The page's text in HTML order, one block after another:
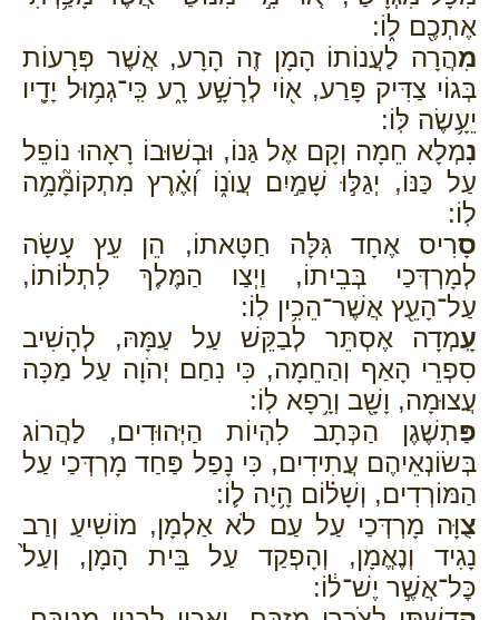
אֶתְכֶ֖ם ל֑וֹ:
מִהֲרָה לַעֲנוֹתוֹ הָמָן זֶה הָרָע, אֲשֶׁר פְּרָעוֹת
בְּגוֹי צַדִּיק פָּרַע, א֖וֹי לְרָשָׁ֣ע רָ֑ע כִּֽי־גְמ֥וּל יָדָ֖יו
יֵעָ֥שֶׂה לּֽוֹ:
נִמְלָא חֵמָה וְקָם אֶל גַּנוֹ, וּבְשׁוּבוֹ רָאָהוּ נוֹפֵל
עַל כַּנּוֹ, יְגַלּ֣וּ שָׁמַ֣יִם עֲוֺנ֑וֹ וְ֝אֶ֗רֶץ מִתְקוֹמָ֘מָ֥ה
לֽוֹ:
סָרִיס אֶחָד גִּלָּה חַטָּאתוֹ, הֵן עֵץ עָשָׂה
לְמָרְדְּכַי בְּבֵיתוֹ, וַיְצַו הַמֶּלֶךְ לִתְלוֹתוֹ,
עַל־הָעֵ֖ץ אֲשֶׁר־הֵכִ֥ין לֽוֹ:
עָֽמְדָה אֶסְתֵּר לְבַקֵּשׁ עַל עַמָּהּ, לְהָשִׁיב
סִפְרֵי הָאַף וְהַחֵמָה, כִּי נִחַם יְהֹוָה עַל מַכָּה
עֲצוּמָה, וָשָׁ֖ב וְרָ֥פָא לֽוֹ:
פַּתְשֶׁגֶן הַכְּתָב לִהְיוֹת הַיְּהוּדִים, לַהֲרוֹג
בְּשׂוֹנְאֵיהֶם עֲתִידִים, כִּי נָפַל פַּחַד מָרְדְּכַי עַל
הַמּוֹרְדִים, וְשָׁל֗וֹם הָ֥יָה ל֛וֹ:
צֻוָּה מָרְדְּכַי עַל עַם לֹא אַלְמָן, מוֹשִׁיעַ וְרַב
נָגִיד וְנֶאֱמָן, וְהָפְקַד עַל בֵּית הָמָן, וְעַל֙
כׇּל־אֲשֶׁ֣ר יֶשׁ־ל֔וֹ: